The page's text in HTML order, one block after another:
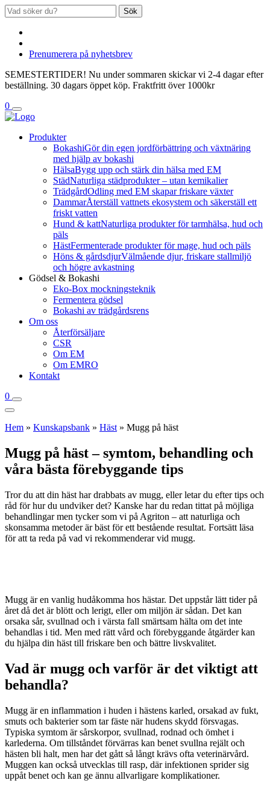
Sök
Prenumerera på nyhetsbrev
SEMESTERTIDER! Nu under sommaren skickar vi 2-4 dagar efter
beställning. 30 dagars öppet köp. Fraktfritt över 1000kr
0
Produkter
BokashiGör din egen jordförbättring och växtnäring
med hjälp av bokashi
HälsaBygg upp och stärk din hälsa med EM
StädNaturliga städprodukter – utan kemikalier
TrädgårdOdling med EM skapar friskare växter
DammarÅterställ vattnets ekosystem och säkerställ ett
friskt vatten
Hund & kattNaturliga produkter för tarmhälsa, hud och
päls
HästFermenterade produkter för mage, hud och päls
Höns & gårdsdjurVälmående djur, friskare stallmiljö
och högre avkastning
Gödsel & Bokashi
Eko-Box mockningsteknik
Fermentera gödsel
Bokashi av trädgårdsrens
Om oss
Återförsäljare
CSR
Om EM
Om EMRO
Kontakt
0
Hem » Kunskapsbank » Häst » Mugg på häst
Mugg på häst – symtom, behandling och
våra bästa förebyggande tips
Tror du att din häst har drabbats av mugg, eller letar du efter tips och
råd för hur du undviker det? Kanske har du redan tittat på möjliga
behandlingar men tycker som vi på Agriton – att naturliga och
skonsamma metoder är bäst för ett bestående resultat. Fortsätt läsa
för att ta reda på vad vi rekommenderar vid mugg.
Mugg är en vanlig hudåkomma hos hästar. Det uppstår lätt tider på
året då det är blött och lerigt, eller om miljön är sådan. Det kan
orsaka sår, svullnad och i värsta fall smärtsam hälta om det inte
behandlas i tid. Men med rätt vård och förebyggande åtgärder kan
du hjälpa din häst till friskare ben och bättre livskvalitet.
Vad är mugg och varför är det viktigt att
behandla?
Mugg är en inflammation i huden i hästens karled, orsakad av fukt,
smuts och bakterier som tar fäste när hudens skydd försvagas.
Typiska symtom är sårskorpor, svullnad, rodnad och ömhet i
karlederna. Om tillståndet förvärras kan benet svullna rejält och
hästen bli halt, men har det gått så långt krävs ofta veterinärvård.
Muggen kan också utvecklas till rasp, där infektionen sprider sig
uppåt benet och kan ge ännu allvarligare komplikationer.